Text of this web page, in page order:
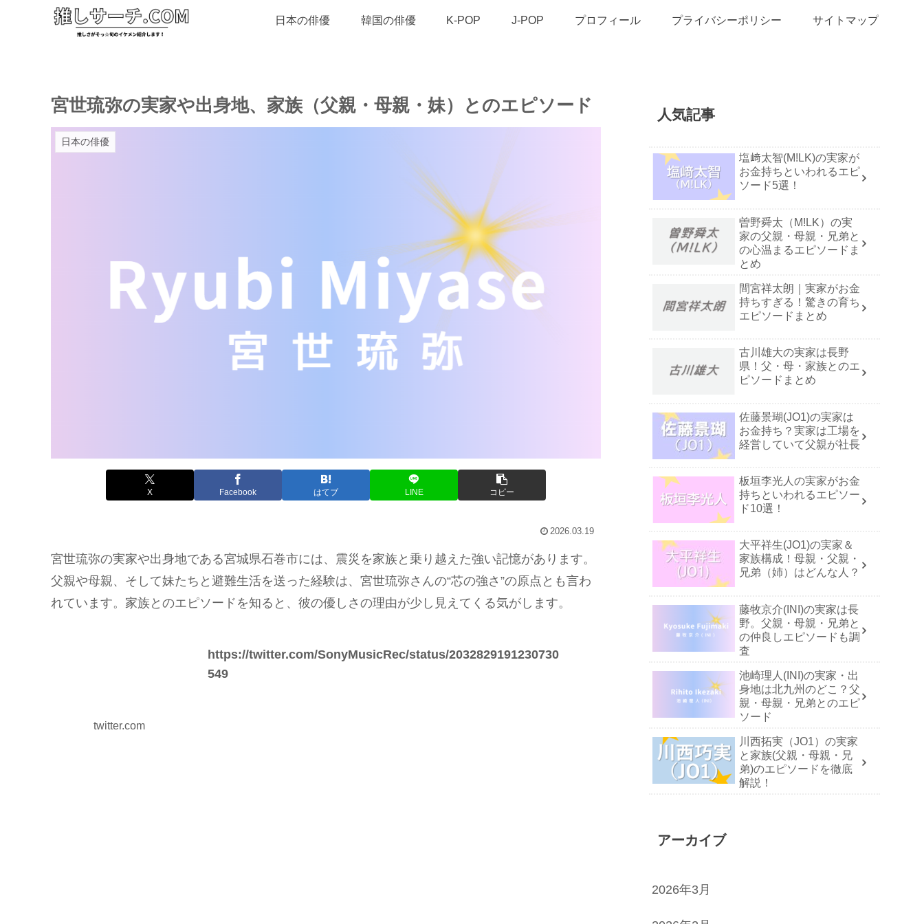
日本の俳優 韓国の俳優 K-POP J-POP プロフィール プライバシーポリシー サイトマップ
宮世琉弥の実家や出身地、家族（父親・母親・妹）とのエピソード
日本の俳優
X Facebook はてブ LINE コピー
2026.03.19
宮世琉弥の実家や出身地である宮城県石巻市には、震災を家族と乗り越えた強い記憶があります。
父親や母親、そして妹たちと避難生活を送った経験は、宮世琉弥さんの“芯の強さ”の原点とも言わ
れています。家族とのエピソードを知ると、彼の優しさの理由が少し見えてくる気がします。
https://twitter.com/SonyMusicRec/status/2032829191230730
549
twitter.com
人気記事
塩﨑太智(M!LK)の実家が
お金持ちといわれるエピ
ソード5選！
曽野舜太（M!LK）の実
家の父親・母親・兄弟と
の心温まるエピソードま
とめ
間宮祥太朗｜実家がお金
持ちすぎる！驚きの育ち
エピソードまとめ
古川雄大の実家は長野
県！父・母・家族とのエ
ピソードまとめ
佐藤景瑚(JO1)の実家は
お金持ち？実家は工場を
経営していて父親が社長
板垣李光人の実家がお金
持ちといわれるエピソー
ド10選！
大平祥生(JO1)の実家＆
家族構成！母親・父親・
兄弟（姉）はどんな人？
藤牧京介(INI)の実家は長
野。父親・母親・兄弟と
の仲良しエピソードも調
査
池崎理人(INI)の実家・出
身地は北九州のどこ？父
親・母親・兄弟とのエピ
ソード
川西拓実（JO1）の実家
と家族(父親・母親・兄
弟)のエピソードを徹底
解説！
アーカイブ
2026年3月